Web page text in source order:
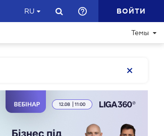
RU ВОЙТИ
Темы